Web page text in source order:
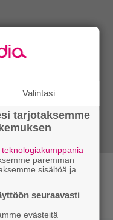
keikka
torstailta
Valintasi
tarjotaksemme
teknologiakumppania
paremman
sisältöä ja
seuraavasti
evästeitä